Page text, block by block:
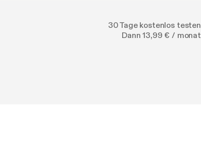
30 Tage kostenlos testen
Dann 13,99 € / monat